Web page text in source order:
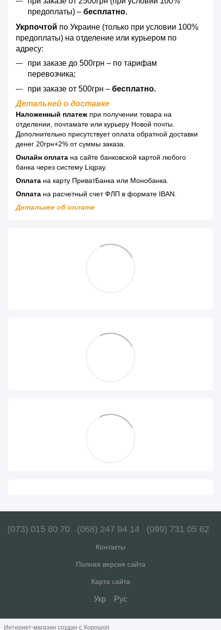
предоплаты) – бесплатно.
Укрпочтой по Украине (только при условии 100%
предоплаты) на отделение или курьером по
адресу:
при заказе до 500грн – по тарифам
перевозчика;
при заказе от 500грн – бесплатно.
Детальней о доставке
Наложенный платеж при получении товара на
отделении, почтамате или курьеру Новой почты.
Дополнительно присутствует оплата обратной доставки
денег 20грн+2% от суммы заказа.
Онлайн оплата на сайте банковской картой любого
банка через систему Liqpay.
Оплата на карту ПриватБанка или Монобанка.
Оплата на расчетный счет ФЛП в формате IBAN.
Детальнее об оплате
(073) 015 80 70 (068) 247 94 14 (099) 731 05 62
Контакты
Полная версия сайта
Карта сайта
Укр Рус
Интернет-магазин создан с Хорошоп